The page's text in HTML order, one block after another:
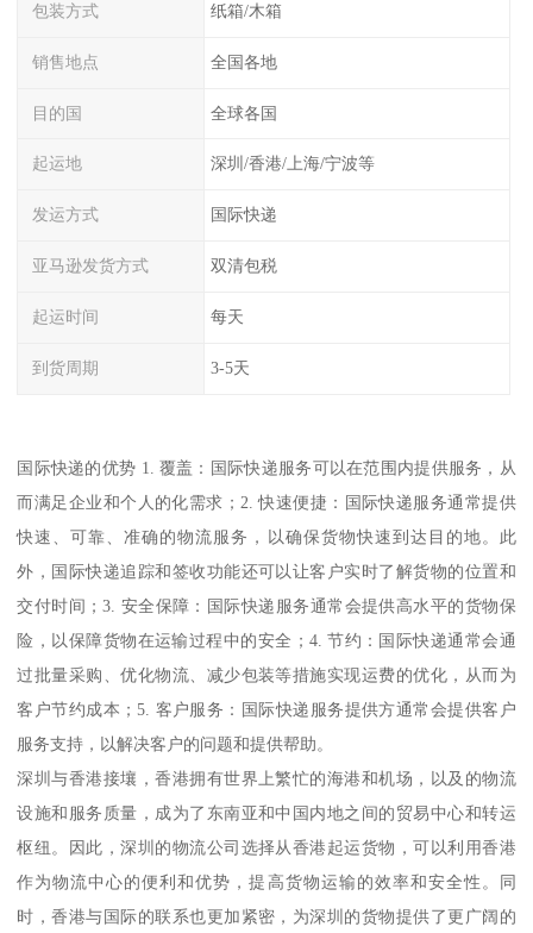
包装方式 纸箱/木箱
销售地点 全国各地
目的国 全球各国
起运地 深圳/香港/上海/宁波等
发运方式 国际快递
亚马逊发货方式 双清包税
起运时间 每天
到货周期 3-5天
国际快递的优势 1. 覆盖：国际快递服务可以在范围内提供服务，从
而满足企业和个人的化需求；2. 快速便捷：国际快递服务通常提供
快速、可靠、准确的物流服务，以确保货物快速到达目的地。此
外，国际快递追踪和签收功能还可以让客户实时了解货物的位置和
交付时间；3. 安全保障：国际快递服务通常会提供高水平的货物保
险，以保障货物在运输过程中的安全；4. 节约：国际快递通常会通
过批量采购、优化物流、减少包装等措施实现运费的优化，从而为
客户节约成本；5. 客户服务：国际快递服务提供方通常会提供客户
服务支持，以解决客户的问题和提供帮助。
深圳与香港接壤，香港拥有世界上繁忙的海港和机场，以及的物流
设施和服务质量，成为了东南亚和中国内地之间的贸易中心和转运
枢纽。因此，深圳的物流公司选择从香港起运货物，可以利用香港
作为物流中心的便利和优势，提高货物运输的效率和安全性。同
时，香港与国际的联系也更加紧密，为深圳的货物提供了更广阔的